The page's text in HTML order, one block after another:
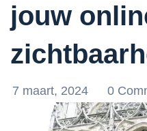
jouw
7 maart, 2024 0